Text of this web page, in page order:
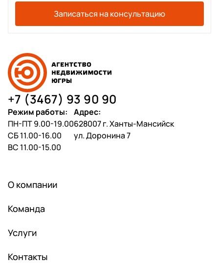
Звоните прямо сейчас, чтобы договориться о
просмотре и оперативно оформить покупку —
выгодная сделка ждет своего покупателя.
+7 (3467) 93 90 90
Режим работы:
ПН-ПТ 9.00-19.00
СБ 11.00-16.00
ВС 11.00-15.00
Адрес:
628007 г. Ханты-Мансийск
ул. Доронина 7
Записаться на консультацию
О компании
Команда
Услуги
Контакты